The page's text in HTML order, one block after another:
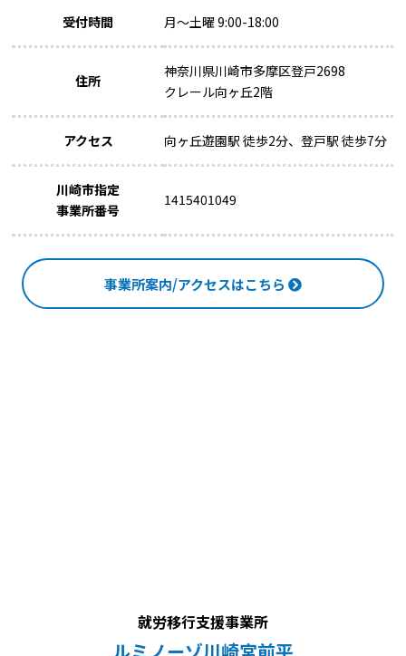
受付時間 月～土曜 9:00-18:00
住所
神奈川県川崎市多摩区登戸2698
クレール向ヶ丘2階
アクセス 向ヶ丘遊園駅 徒歩2分、登戸駅 徒歩7分
川崎市指定
事業所番号
1415401049
事業所案内/アクセスはこちら
就労移行支援事業所